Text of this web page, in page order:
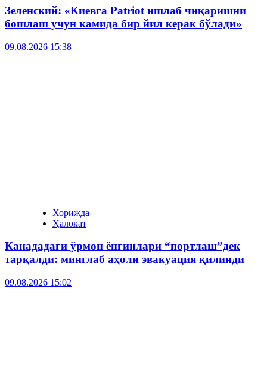
Зеленский: «Киевга Patriot ишлаб чиқаришни
бошлаш учун камида бир йил керак бўлади»
09.08.2026 15:38
Хорижда
Ҳалокат
Канададаги ўрмон ёнғинлари “портлаш”дек
тарқалди: минглаб аҳоли эвакуация қилинди
09.08.2026 15:02